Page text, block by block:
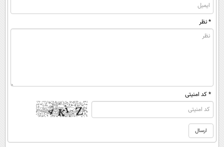
* نظر
* کد امنیتی